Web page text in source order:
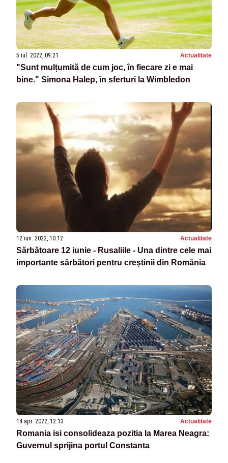
5 iul. 2022, 09:21 Actualitate
"Sunt mulțumită de cum joc, în fiecare zi e mai
bine." Simona Halep, în sferturi la Wimbledon
12 iun. 2022, 10:12 Actualitate
Sărbătoare 12 iunie - Rusaliile - Una dintre cele mai
importante sărbători pentru creștinii din România
14 apr. 2022, 12:13 Actualitate
Romania isi consolideaza pozitia la Marea Neagra:
Guvernul sprijina portul Constanta